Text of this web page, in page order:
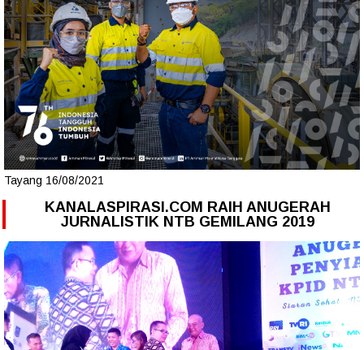
Tayang 16/08/2021
KANALASPIRASI.COM RAIH ANUGERAH
JURNALISTIK NTB GEMILANG 2019